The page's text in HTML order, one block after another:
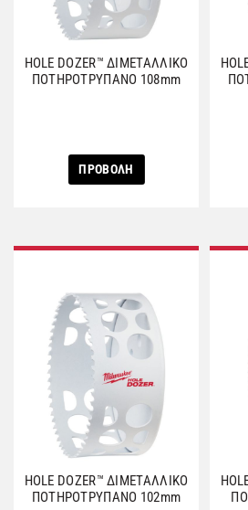
HOLE DOZER™ ΔΙΜΕΤΑΛΛΙΚΟ
ΠΟΤΗΡΟΤΡΥΠΑΝΟ 108mm
ΠΡΟΒΟΛΗ
HOLE DOZER™ ΔΙΜΕΤΑΛΛΙΚΟ
ΠΟΤΗΡΟΤΡΥΠΑΝΟ 102mm